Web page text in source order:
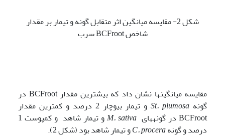
شکل 2- مقایسه میانگین اثر متقابل گونه و تیمار بر مقدار
شاخص BCFroot سرب
مقایسه میانگین­ها نشان داد که بیشترین مقدار BCFroot در
گونه St. plumosa
و تیمار بیوچار 2 درصد و کمترین مقدار
BCFroot در گونه­های
M. sativa
و تیمار شاهد و کمپوست 1
درصد و گونهC. proceraو تیمار شاهد بود (شکل 2).